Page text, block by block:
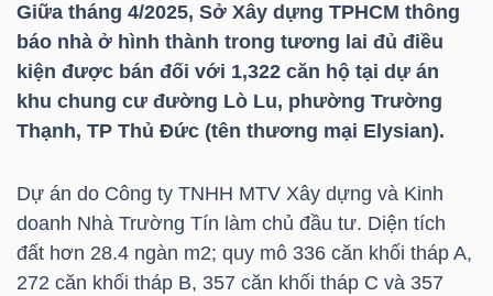
Giữa tháng 4/2025, Sở Xây dựng TPHCM thông
báo nhà ở hình thành trong tương lai đủ điều
kiện được bán đối với 1,322 căn hộ tại dự án
khu chung cư đường Lò Lu, phường Trường
Thạnh, TP Thủ Đức (tên thương mại Elysian).
Dự án do Công ty TNHH MTV Xây dựng và Kinh
doanh Nhà Trường Tín làm chủ đầu tư. Diện tích
đất hơn 28.4 ngàn m2; quy mô 336 căn khối tháp A,
272 căn khối tháp B, 357 căn khối tháp C và 357
BẤT
ĐỘNG
SẢN